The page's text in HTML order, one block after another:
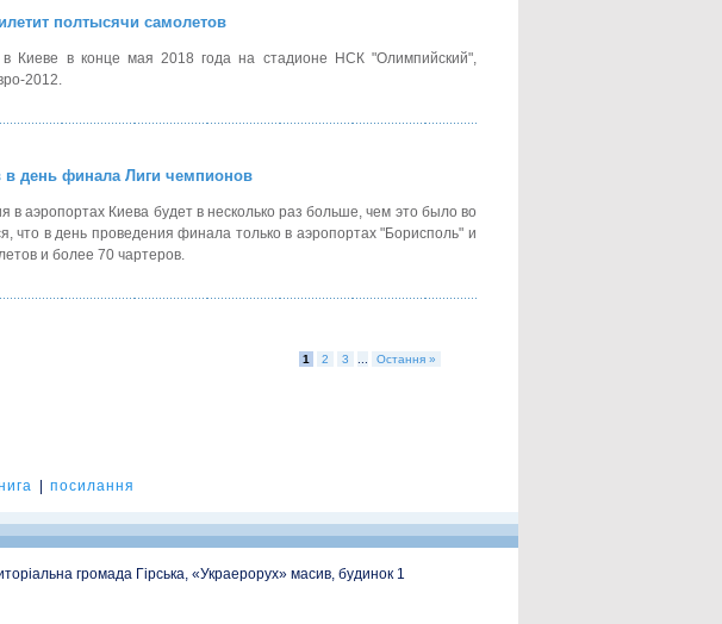
полтысячи самолетов
Киеве в конце мая 2018 года на стадионе НСК "Олимпийский",
2012.
в день финала Лиги чемпионов
аэропортах Киева будет в несколько раз больше, чем это было во
что в день проведения финала только в аэропортах "Борисполь" и
и более 70 чартеров.
1 2 3 Остання »
посилання
громада Гірська, «Украерорух» масив, будинок 1